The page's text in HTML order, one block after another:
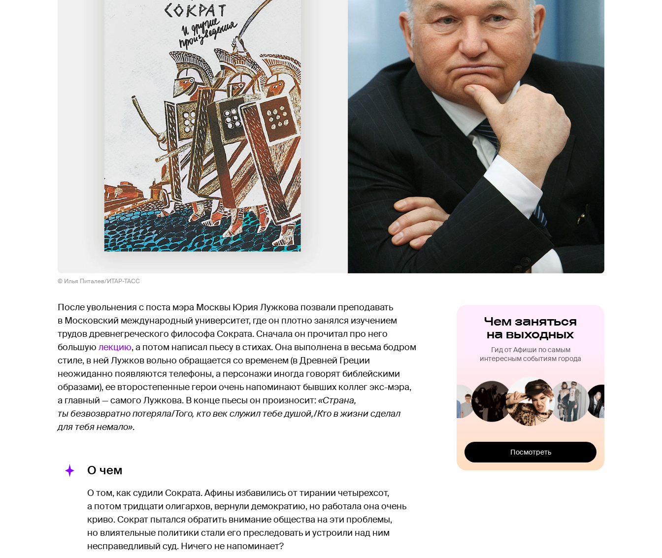
Чем заняться
на выходных
Гид от Афиши по самым
интересным событиям города
Посмотреть
© Илья Питалев/ИТАР-ТАСС
После увольнения с поста мэра Москвы Юрия Лужкова позвали преподавать
в Московский международный университет, где он плотно занялся изучением
трудов древнегреческого философа Сократа. Сначала он прочитал про него
большую лекцию, а потом написал пьесу в стихах. Она выполнена в весьма бодром
стиле, в ней Лужков вольно обращается со временем (в Древней Греции
неожиданно появляются телефоны, а персонажи иногда говорят библейскими
образами), ее второстепенные герои очень напоминают бывших коллег экс-мэра,
а главный — самого Лужкова. В конце пьесы он произносит:«Страна,
ты безвозвратно потеряла/Того, кто век служил тебе душой,/Кто в жизни сделал
для тебя немало».
О чем
О том, как судили Сократа. Афины избавились от тирании четырехсот,
а потом тридцати олигархов, вернули демократию, но работала она очень
криво. Сократ пытался обратить внимание общества на эти проблемы,
но влиятельные политики стали его преследовать и устроили над ним
несправедливый суд. Ничего не напоминает?